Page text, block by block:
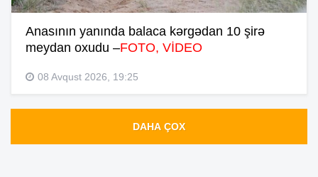
Anasının yanında balaca kərgədan 10 şirə
meydan oxudu –FOTO, VİDEO
08 Avqust 2026, 19:25
DAHA ÇOX